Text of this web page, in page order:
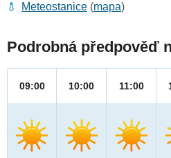
Meteostanice (mapa)
Podrobná předpověď
09:00 10:00 11:00